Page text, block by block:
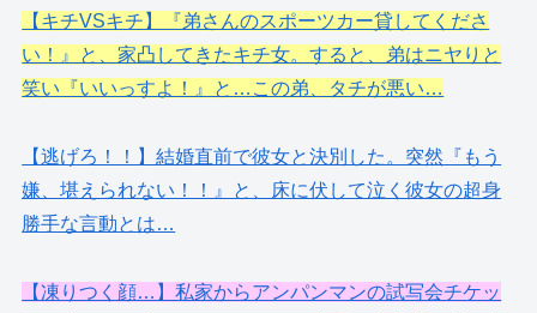
【キチVSキチ】『弟さんのスポーツカー貸してくださ
い！』と、家凸してきたキチ女。すると、弟はニヤりと
笑い『いいっすよ！』と…この弟、タチが悪い…
【逃げろ！！】結婚直前で彼女と決別した。突然『もう
嫌、堪えられない！！』と、床に伏して泣く彼女の超身
勝手な言動とは…
【凍りつく顔…】私家からアンパンマンの試写会チケッ